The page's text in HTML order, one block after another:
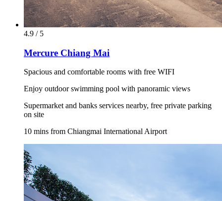
4.9 / 5
Mercure Chiang Mai
Spacious and comfortable rooms with free WIFI
Enjoy outdoor swimming pool with panoramic views
Supermarket and banks services nearby, free private parking
on site
10 mins from Chiangmai International Airport